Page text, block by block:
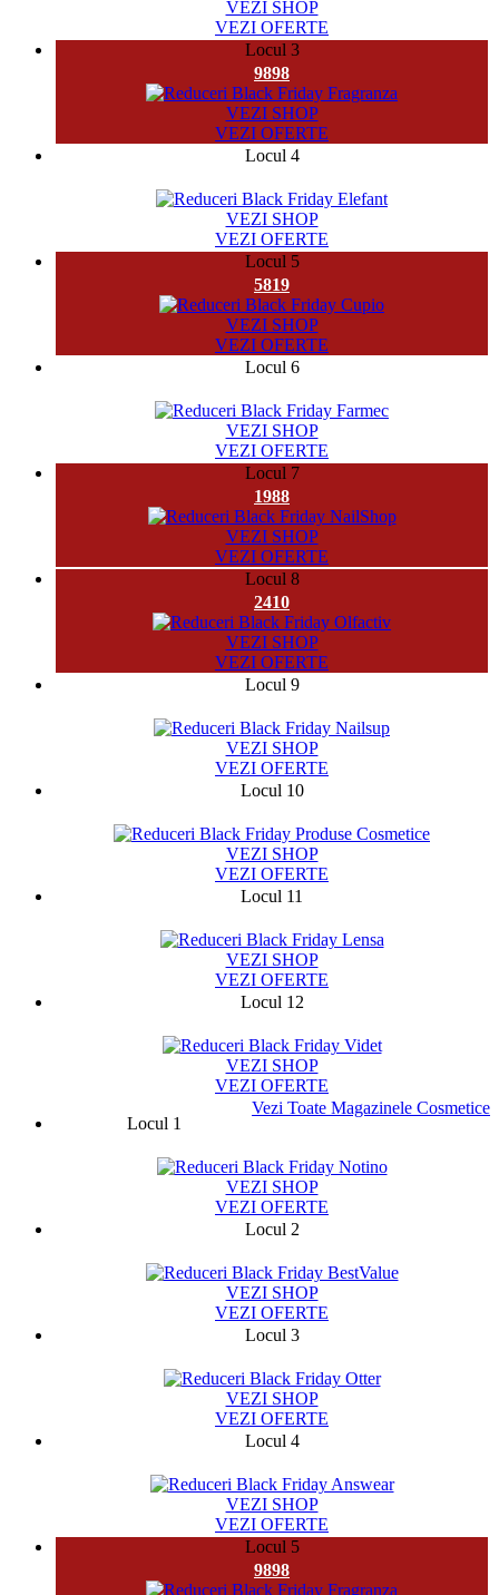
VEZI SHOP
VEZI OFERTE
Locul 3
9898
VEZI SHOP
VEZI OFERTE
Locul 4
VEZI SHOP
VEZI OFERTE
Locul 5
5819
VEZI SHOP
VEZI OFERTE
Locul 6
VEZI SHOP
VEZI OFERTE
Locul 7
1988
VEZI SHOP
VEZI OFERTE
Locul 8
2410
VEZI SHOP
VEZI OFERTE
Locul 9
VEZI SHOP
VEZI OFERTE
Locul 10
VEZI SHOP
VEZI OFERTE
Locul 11
VEZI SHOP
VEZI OFERTE
Locul 12
VEZI SHOP
VEZI OFERTE
Vezi Toate Magazinele Cosmetice
Locul 1
VEZI SHOP
VEZI OFERTE
Locul 2
VEZI SHOP
VEZI OFERTE
Locul 3
VEZI SHOP
VEZI OFERTE
Locul 4
VEZI SHOP
VEZI OFERTE
Locul 5
9898